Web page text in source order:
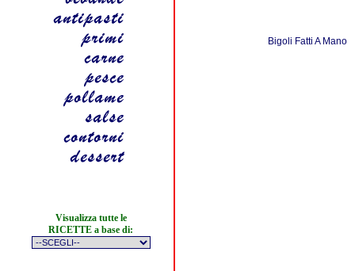
Visualizza tutte le
RICETTE a base di:
Bigoli Fatti A Mano